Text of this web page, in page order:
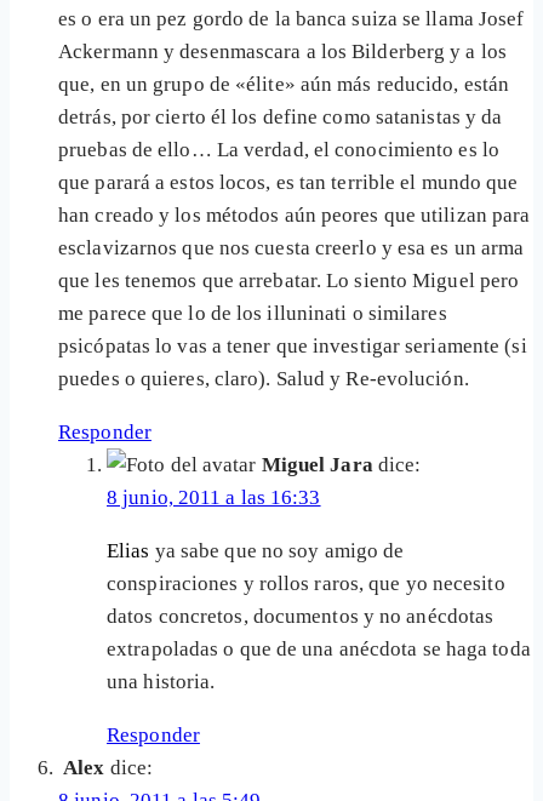
es o era un pez gordo de la banca suiza se llama Josef
Ackermann y desenmascara a los Bilderberg y a los
que, en un grupo de «élite» aún más reducido, están
detrás, por cierto él los define como satanistas y da
pruebas de ello… La verdad, el conocimiento es lo
que parará a estos locos, es tan terrible el mundo que
han creado y los métodos aún peores que utilizan para
esclavizarnos que nos cuesta creerlo y esa es un arma
que les tenemos que arrebatar. Lo siento Miguel pero
me parece que lo de los illuninati o similares
psicópatas lo vas a tener que investigar seriamente (si
puedes o quieres, claro). Salud y Re-evolución.
Responder
Miguel Jara dice:
8 junio, 2011 a las 16:33
Elias ya sabe que no soy amigo de
conspiraciones y rollos raros, que yo necesito
datos concretos, documentos y no anécdotas
extrapoladas o que de una anécdota se haga toda
una historia.
Responder
Alex dice: